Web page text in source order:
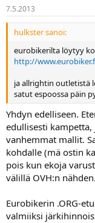
7.5.2013
hulkster sanoi:
eurobikerilta löytyy
http://
ja allrightin outletistä
satut espoossa päin
Yhdyn edelliseen.
edullisesti
vanhemmat mallit.
kohdalle (mä ostin
pois kun ekoja
välillä OVH:n nähden.
Eurobikerin .ORG-
valmiiksi